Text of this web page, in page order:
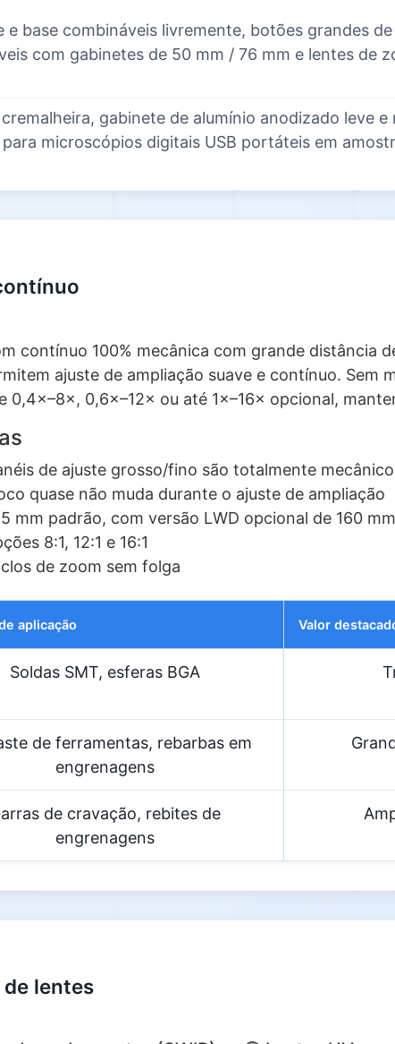
e base combináveis livremente, botões grandes
com gabinetes de 50 mm / 76 mm e lentes de
gabinete de alumínio anodizado leve
microscópios digitais USB portáteis em
contínuo 100% mecânica com grande distância
ajuste de ampliação suave e contínuo. Sem
0,4×–8×, 0,6×–12× ou até 1×–16× opcional,
de ajuste grosso/fino são totalmente
quase não muda durante o ajuste de ampliação
mm padrão, com versão LWD opcional de 160 mm
8:1, 12:1 e 16:1
de zoom sem folga
aplicação Valor
Soldas SMT, esferas BGA
de ferramentas, rebarbas em
engrenagens
de cravação, rebites de
engrenagens
lentes